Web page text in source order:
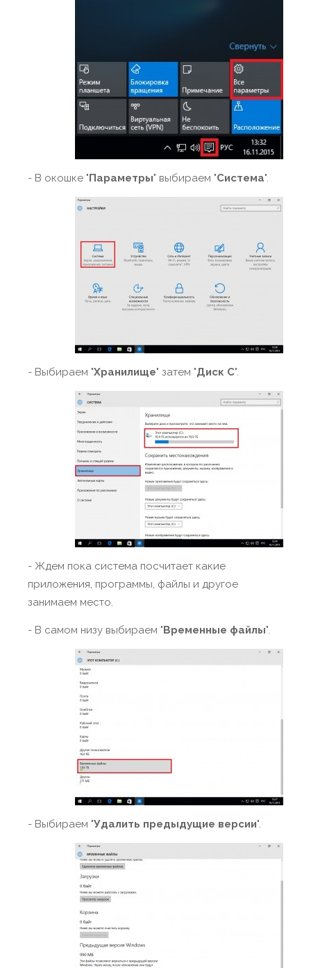
- В окошке "Параметры" выбираем "Система".
- Выбираем "Хранилище" затем "Диск C".
- Ждем пока система посчитает какие
приложения, программы, файлы и другое
занимаем место.
- В самом низу выбираем "Временные файлы".
- Выбираем "Удалить предыдущие версии".